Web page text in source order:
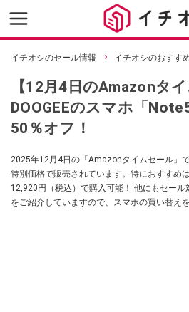
イチオシのセール情報 イチオシのおすす
【12月4日のAmazonタイ
DOOGEEのスマホ「
50％オフ！
2025年12月4日の「Amazonタイムセール」
特別価格で販売されています。特におすすめ
12,920円（税込）で購入可能！ 他にもセール
をご紹介していますので、スマホの買い替え